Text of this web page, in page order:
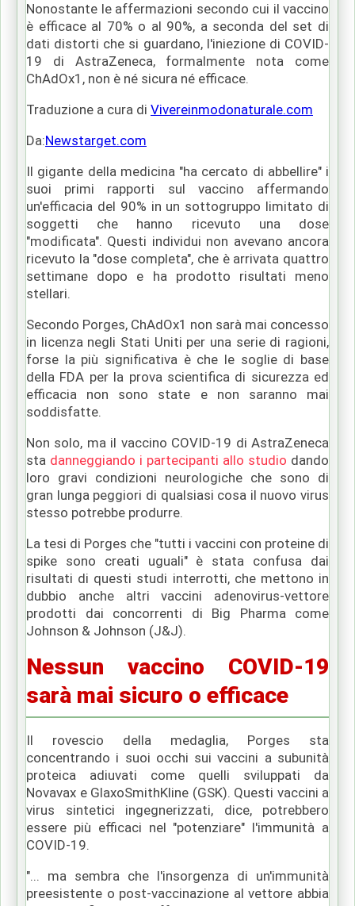
Nonostante le affermazioni secondo cui il vaccino
è efficace al 70% o al 90%, a seconda del set di
dati distorti che si guardano, l'iniezione di COVID-
19 di AstraZeneca, formalmente nota come
ChAdOx1, non è né sicura né efficace.
Traduzione a cura di Vivereinmodonaturale.com
Da:Newstarget.com
Il gigante della medicina "ha cercato di abbellire" i
suoi primi rapporti sul vaccino affermando
un'efficacia del 90% in un sottogruppo limitato di
soggetti che hanno ricevuto una dose
"modificata". Questi individui non avevano ancora
ricevuto la "dose completa", che è arrivata quattro
settimane dopo e ha prodotto risultati meno
stellari.
Secondo Porges, ChAdOx1 non sarà mai concesso
in licenza negli Stati Uniti per una serie di ragioni,
forse la più significativa è che le soglie di base
della FDA per la prova scientifica di sicurezza ed
efficacia non sono state e non saranno mai
soddisfatte.
Non solo, ma il vaccino COVID-19 di AstraZeneca
sta danneggiando i partecipanti allo studio dando
loro gravi condizioni neurologiche che sono di
gran lunga peggiori di qualsiasi cosa il nuovo virus
stesso potrebbe produrre.
La tesi di Porges che "tutti i vaccini con proteine ​​di
spike sono creati uguali" è stata confusa dai
risultati di questi studi interrotti, che mettono in
dubbio anche altri vaccini adenovirus-vettore
prodotti dai concorrenti di Big Pharma come
Johnson & Johnson (J&J).
Nessun vaccino COVID-19
sarà mai sicuro o efficace
Il rovescio della medaglia, Porges sta
concentrando i suoi occhi sui vaccini a subunità
proteica adiuvati come quelli sviluppati da
Novavax e GlaxoSmithKline (GSK). Questi vaccini a
virus sintetici ingegnerizzati, dice, potrebbero
essere più efficaci nel "potenziare" l'immunità a
COVID-19.
"... ma sembra che l'insorgenza di un'immunità
preesistente o post-vaccinazione al vettore abbia